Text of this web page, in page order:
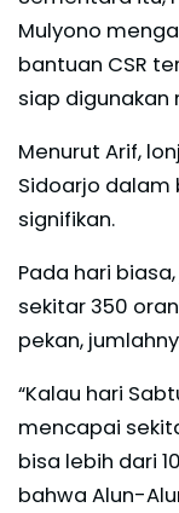
Mulyono
bantuan CSR
siap digunakan
Menurut Arif,
Sidoarjo dalam
signifikan.
Pada hari
sekitar 350
pekan,
“Kalau hari
mencapai
bisa lebih dari
bahwa Alun-